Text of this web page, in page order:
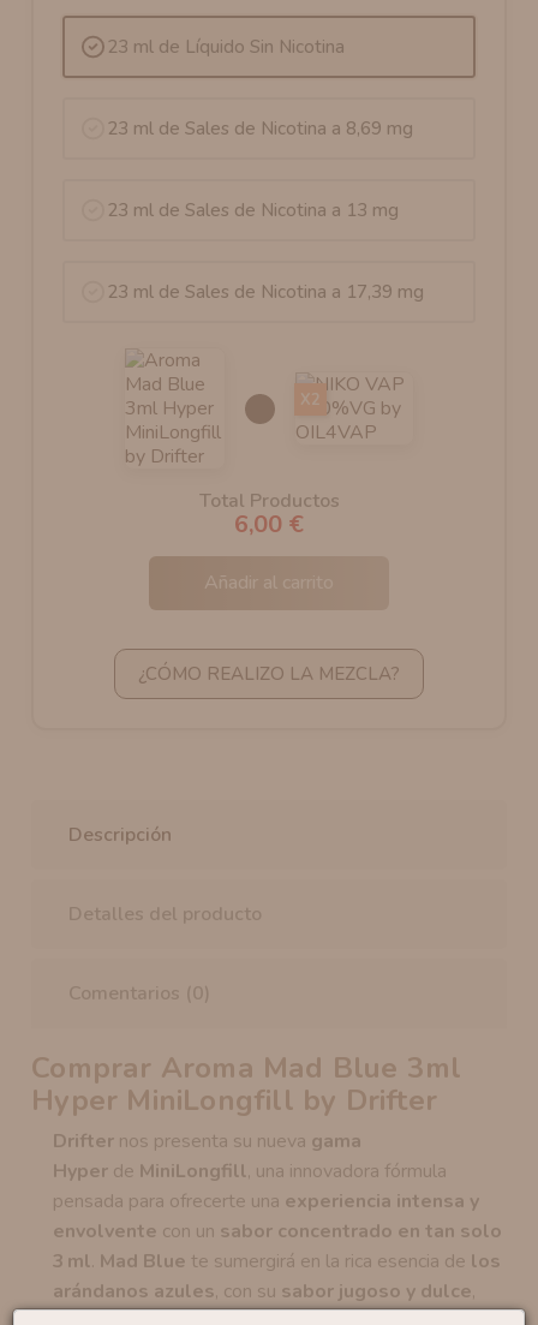
23 ml de Líquido Sin Nicotina
23 ml de Sales de Nicotina a 8,69 mg
23 ml de Sales de Nicotina a 13 mg
23 ml de Sales de Nicotina a 17,39 mg
X2
Total Productos
6,00 €
Añadir al carrito
¿CÓMO REALIZO LA MEZCLA?
Descripción
Detalles del producto
Comentarios (0)
Comprar Aroma Mad Blue 3ml
Hyper MiniLongfill by Drifter
Drifter nos presenta su nueva gama
Hyper de MiniLongfill, una innovadora fórmula
pensada para ofrecerte una experiencia intensa y
envolvente con un sabor concentrado en tan solo
3 ml. Mad Blue te sumergirá en la rica esencia de los
arándanos azules, con su sabor jugoso y dulce,